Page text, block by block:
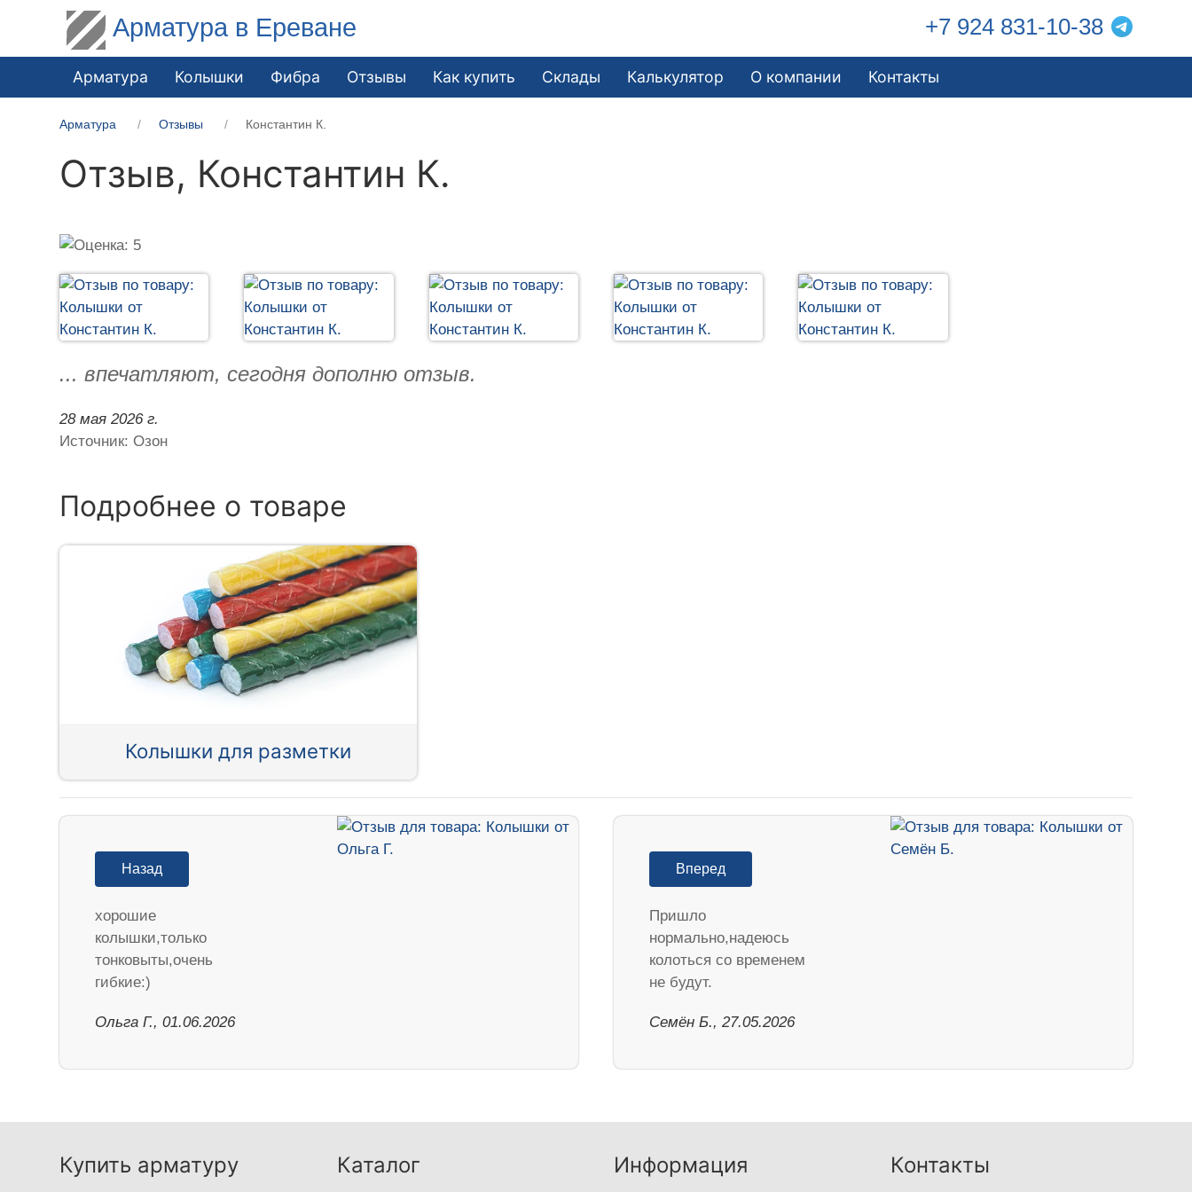
Арматура в Ереване +7 924 831-10-38
Арматура Колышки Фибра Отзывы Как купить Склады Калькулятор О компании Контакты
Арматура Отзывы Константин К.
Отзыв, Константин К.
... впечатляют, сегодня дополню отзыв.
28 мая 2026 г.
Источник: Озон
Подробнее о товаре
Колышки для разметки
Назад
хорошие
колышки,только
тонковыты,очень
гибкие:)
Ольга Г., 01.06.2026
Вперед
Пришло
нормально,надеюсь
колоться со временем
не будут.
Семён Б., 27.05.2026
Купить арматуру Каталог Информация Контакты